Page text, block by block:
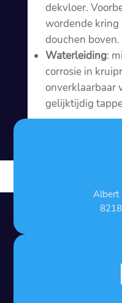
dekvloer.​
wordende
douchen boven.​
Waterleiding:
corrosie in
onverklaarbaar
gelijktijdig
Albert